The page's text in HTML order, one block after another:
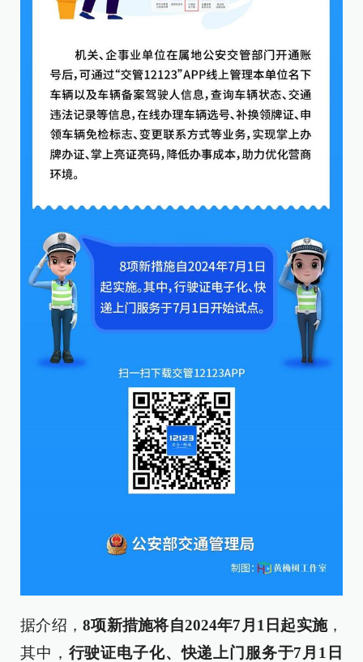
据介绍， 8项新措施将自2024年7月1日起实施，
其中， 行驶证电子化、快递上门服务于7月1日